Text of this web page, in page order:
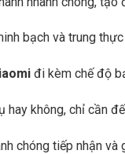
bạch và trung
đi kèm chế độ
không, chỉ cần
chóng tiếp nhận